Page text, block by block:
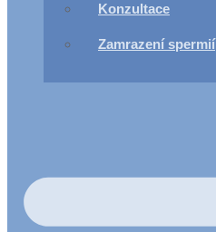
Konzultace
Zamrazení spermií